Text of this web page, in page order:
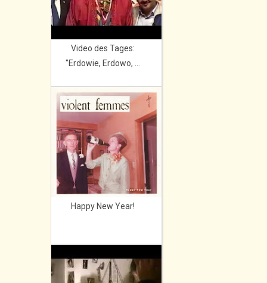
Video des Tages:
"Erdowie, Erdowo, ...
Happy New Year!